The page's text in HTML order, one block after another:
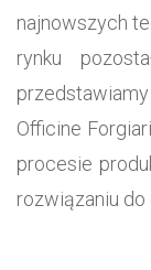
najnowszych
rynku
Officine
procesie
rozwiązaniu do